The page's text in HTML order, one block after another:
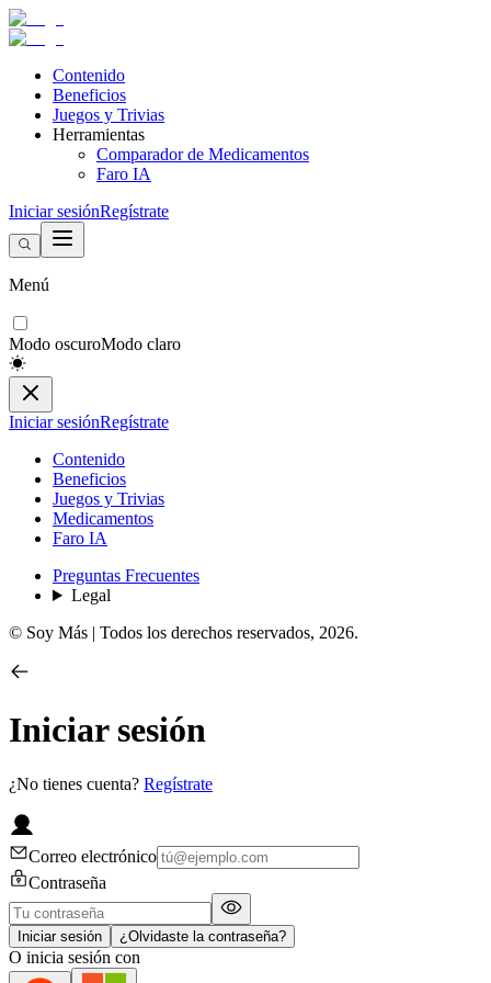
Contenido
Beneficios
Juegos y Trivias
Herramientas
Comparador de Medicamentos
Faro IA
Iniciar sesiónRegístrate
Menú
Modo oscuroModo claro
Iniciar sesiónRegístrate
Contenido
Beneficios
Juegos y Trivias
Medicamentos
Faro IA
Preguntas Frecuentes
Legal
© Soy Más | Todos los derechos reservados, 2026.
Iniciar sesión
¿No tienes cuenta? Regístrate
Correo electrónico
Contraseña
Iniciar sesión ¿Olvidaste la contraseña?
O inicia sesión con